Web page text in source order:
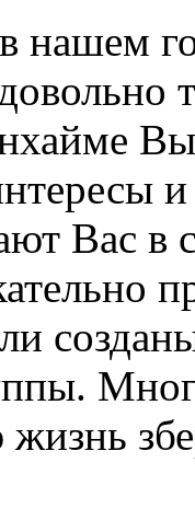
нашем
Вы
Вас в